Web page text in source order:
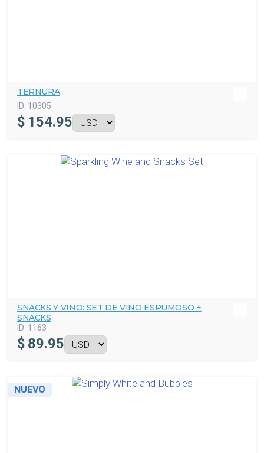
TERNURA
ID: 10305
$ 154.95
SNACKS Y VINO: SET DE VINO ESPUMOSO +
SNACKS
ID: 1163
$ 89.95
NUEVO